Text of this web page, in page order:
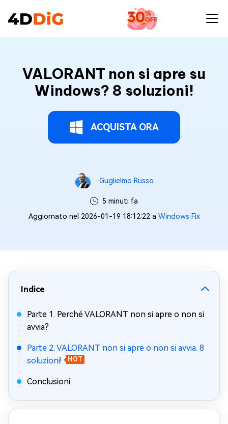
VALORANT non si apre su
Windows? 8 soluzioni!
ACQUISTA ORA
Guglielmo Russo
5 minuti fa
Aggiornato nel 2026-01-19 18:12:22 a Windows Fix
Indice
Parte 1. Perché VALORANT non si apre o non si
avvia?
Parte 2. VALORANT non si apre o non si avvia. 8
soluzioni!
HOT
Conclusioni